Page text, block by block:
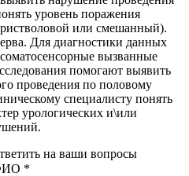
уровень поражения
или смешанный).
Для диагностики данных
вызванные
помогают выявить
проведения по половому
специалисту понять
урологических и\или
на ваши вопросы
*